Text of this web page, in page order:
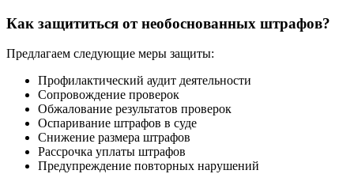
Как защититься от необоснованных штрафов?
Предлагаем следующие меры защиты:
Профилактический аудит деятельности
Сопровождение проверок
Обжалование результатов проверок
Оспаривание штрафов в суде
Снижение размера штрафов
Рассрочка уплаты штрафов
Предупреждение повторных нарушений